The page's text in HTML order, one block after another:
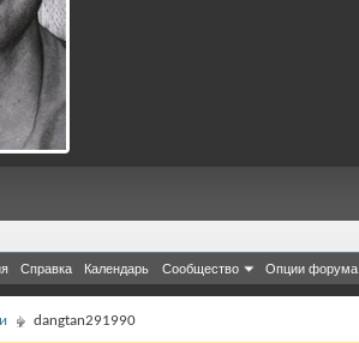
Справка Календарь Сообщество Опции форума
dangtan291990